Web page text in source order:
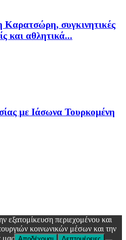
Καρατσώρη, συγκινητικές
και αθλητικά...
με Ιάσωνα Τουρκομένη
εξατομίκευση περιεχομένου και
κοινωνικών μέσων και την
μας